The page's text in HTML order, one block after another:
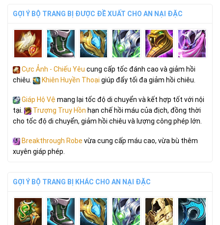
GỢI Ý BỘ TRANG BỊ ĐƯỢC ĐỀ XUẤT CHO AN NẠI ĐẶC
Cực Ảnh - Chiếu Yêu cung cấp tốc đánh cao và giảm hồi
chiêu.
Khiên Huyền Thoại giúp đẩy tối đa giảm hồi chiêu.
Giáp Hộ Vệ mang lại tốc độ di chuyển và kết hợp tốt với nội
tại.
Trượng Truy Hồn hạn chế hồi máu của địch, đồng thời
cho tốc độ di chuyển, giảm hồi chiêu và lượng công phép lớn.
Breakthrough Robe vừa cung cấp máu cao, vừa bù thêm
xuyên giáp phép.
GỢI Ý BỘ TRANG BỊ KHÁC CHO AN NẠI ĐẶC